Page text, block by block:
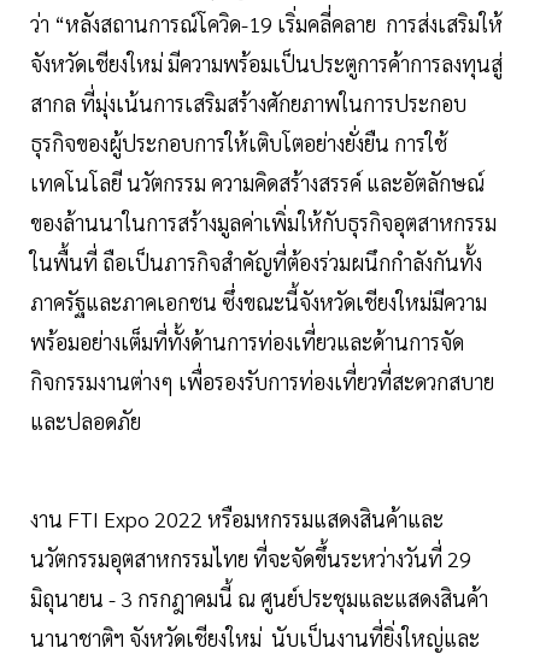
ว่า “หลังสถานการณ์โควิด-19 เริ่มคลี่คลาย การส่งเสริมให้
จังหวัดเชียงใหม่ มีความพร้อมเป็นประตูการค้าการลงทุนสู่
สากล ที่มุ่งเน้นการเสริมสร้างศักยภาพในการประกอบ
ธุรกิจของผู้ประกอบการให้เติบโตอย่างยั่งยืน การใช้
เทคโนโลยี นวัตกรรม ความคิดสร้างสรรค์ และอัตลักษณ์
ของล้านนาในการสร้างมูลค่าเพิ่มให้กับธุรกิจอุตสาหกรรม
ในพื้นที่ ถือเป็นภารกิจสำคัญที่ต้องร่วมผนึกกำลังกันทั้ง
ภาครัฐและภาคเอกชน ซึ่งขณะนี้จังหวัดเชียงใหม่มีความ
พร้อมอย่างเต็มที่ทั้งด้านการท่องเที่ยวและด้านการจัด
กิจกรรมงานต่างๆ เพื่อรองรับการท่องเที่ยวที่สะดวกสบาย
และปลอดภัย
งาน FTI Expo 2022 หรือมหกรรมแสดงสินค้าและ
นวัตกรรมอุตสาหกรรมไทย ที่จะจัดขึ้นระหว่างวันที่ 29
มิถุนายน - 3 กรกฎาคมนี้ ณ ศูนย์ประชุมและแสดงสินค้า
นานาชาติฯ จังหวัดเชียงใหม่ นับเป็นงานที่ยิ่งใหญ่และ